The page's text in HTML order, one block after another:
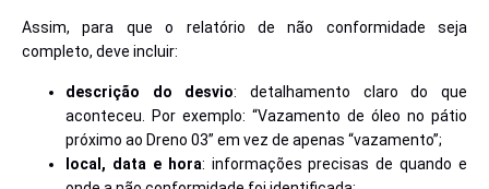
Assim, para que o relatório de não conformidade seja
completo, deve incluir:
descrição do desvio: detalhamento claro do que
aconteceu. Por exemplo: “Vazamento de óleo no pátio
próximo ao Dreno 03” em vez de apenas “vazamento”;
local, data e hora: informações precisas de quando e